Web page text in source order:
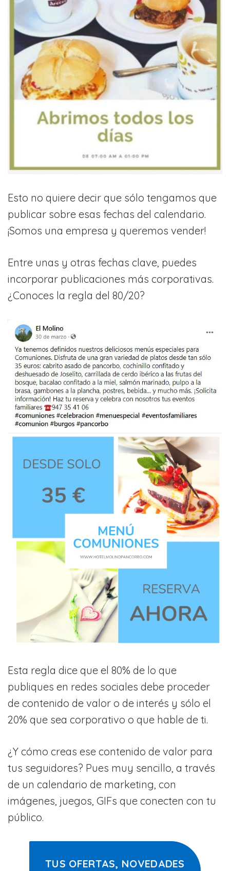
Esto no quiere decir que sólo tengamos que
publicar sobre esas fechas del calendario.
¡Somos una empresa y queremos vender!
Entre unas y otras fechas clave, puedes
incorporar publicaciones más corporativas.
¿Conoces la regla del 80/20?
Esta regla dice que el 80% de lo que
publiques en redes sociales debe proceder
de contenido de valor o de interés y sólo el
20% que sea corporativo o que hable de ti.
¿Y cómo creas ese contenido de valor para
tus seguidores? Pues muy sencillo, a través
de un calendario de marketing, con
imágenes, juegos, GIFs que conecten con tu
público.
TUS OFERTAS, NOVEDADES